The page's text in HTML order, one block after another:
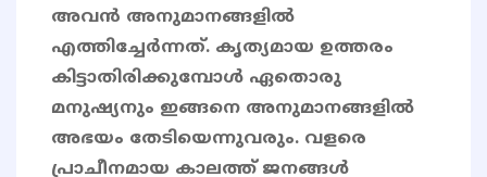
അവൻ അനുമാനങ്ങളിൽ
എത്തിച്ചേർന്നത്. കൃത്യമായ ഉത്തരം
കിട്ടാതിരിക്കുമ്പോൾ ഏതൊരു
മനുഷ്യനും ഇങ്ങനെ അനുമാനങ്ങളിൽ
അഭയം തേടിയെന്നുവരും. വളരെ
പ്രാചീനമായ കാലത്ത് ജനങ്ങൾ